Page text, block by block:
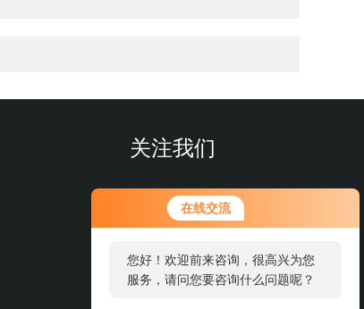
在线交流
您好！欢迎前来咨询，很高兴为您
服务，请问您要咨询什么问题呢？
关注我们